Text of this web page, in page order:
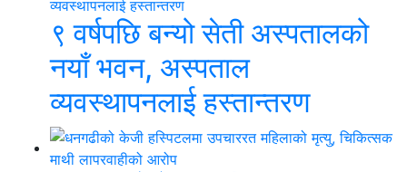
९ वर्षपछि बन्यो सेती अस्पतालको
नयाँ भवन, अस्पताल
व्यवस्थापनलाई हस्तान्तरण